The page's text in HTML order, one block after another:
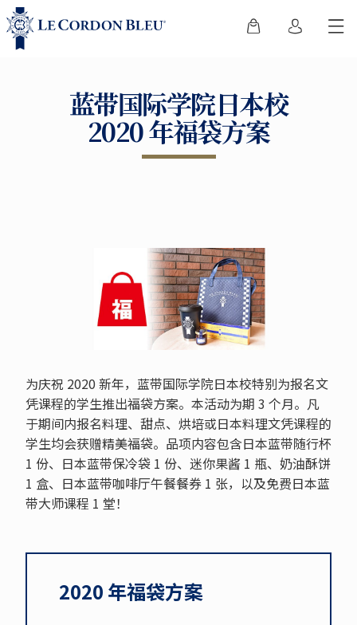
蓝带国际学院日本校
2020 年福袋方案
为庆祝 2020 新年，蓝带国际学院日本校特别为报名文
凭课程的学生推出福袋方案。本活动为期 3 个月。凡
于期间内报名料理、甜点、烘培或日本料理文凭课程的
学生均会获赠精美福袋。品项内容包含日本蓝带随行杯
1 份、日本蓝带保冷袋 1 份、迷你果酱 1 瓶、奶油酥饼
1 盒、日本蓝带咖啡厅午餐餐券 1 张，以及免费日本蓝
带大师课程 1 堂！
2020 年福袋方案